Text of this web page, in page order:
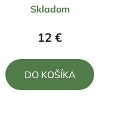
hodnotenie
produktu
z
Skladom
12 €
DO KOŠÍKA